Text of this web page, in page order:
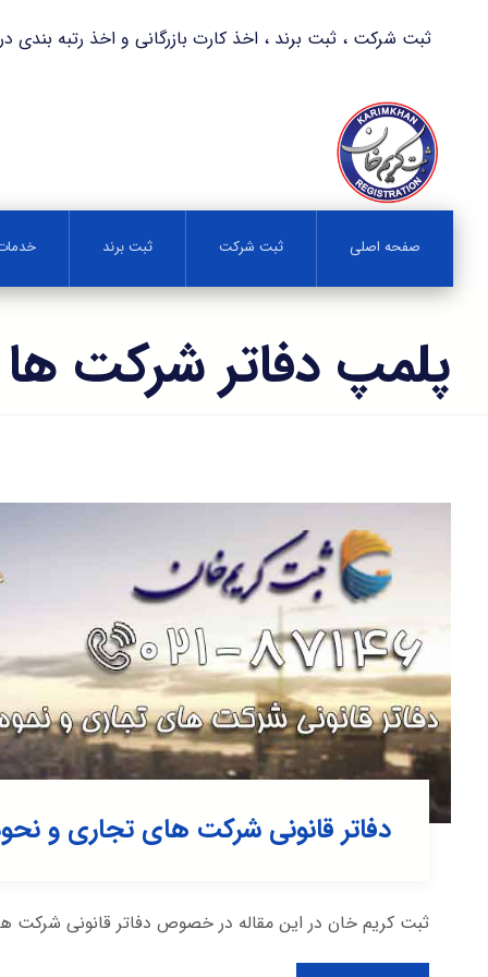
ثبت شرکت ، ثبت برند ، اخذ کارت بازرگانی و اخذ رتبه بندی در کمترین
صفحه اصلی ثبت شرکت ثبت برند
پلمپ دفاتر شرکت ها
دفاتر قانونی شرکت های تجاری و
ثبت کریم خان در این مقاله در خصوص دفاتر قانونی